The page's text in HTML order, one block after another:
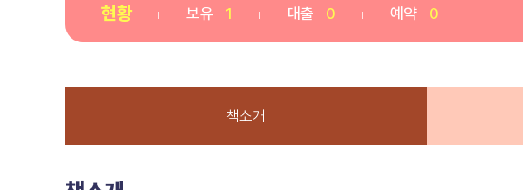
현황 보유 1 대출 0 예약 0
책소개